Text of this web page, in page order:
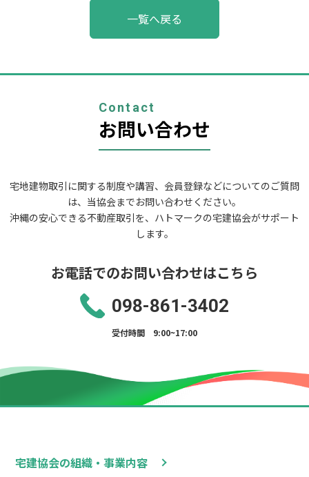
ー
一覧へ戻る
Contact
お問い合わせ
宅地建物取引に関する制度や講習、会員登録などについてのご質問
は、当協会までお問い合わせください。
沖縄の安心できる不動産取引を、ハトマークの宅建協会がサポート
します。
お電話でのお問い合わせはこちら
098-861-3402
受付時間 9:00~17:00
宅建協会の組織・事業内容